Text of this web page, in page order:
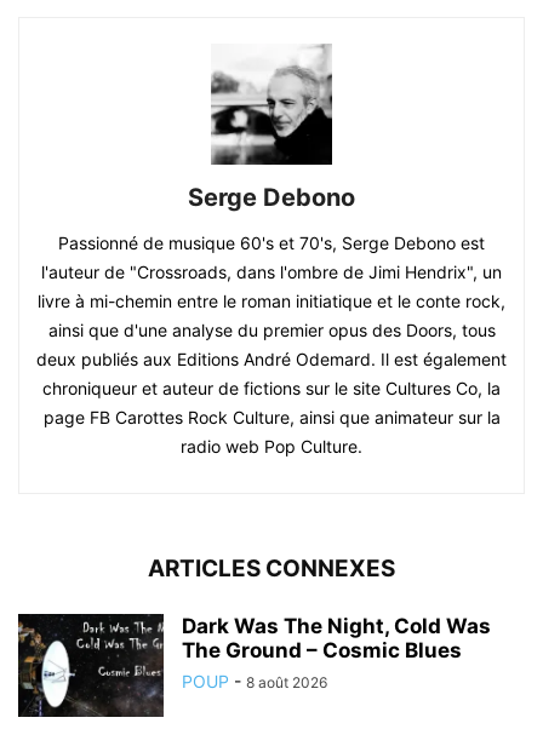
Serge Debono
Passionné de musique 60's et 70's, Serge Debono est
l'auteur de "Crossroads, dans l'ombre de Jimi Hendrix", un
livre à mi-chemin entre le roman initiatique et le conte rock,
ainsi que d'une analyse du premier opus des Doors, tous
deux publiés aux Editions André Odemard. Il est également
chroniqueur et auteur de fictions sur le site Cultures Co, la
page FB Carottes Rock Culture, ainsi que animateur sur la
radio web Pop Culture.
ARTICLES CONNEXES
Dark Was The Night, Cold Was
The Ground – Cosmic Blues
POUP - 8 août 2026